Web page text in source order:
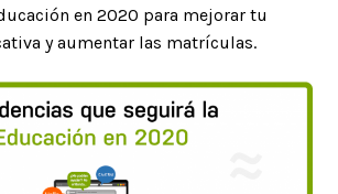
en 2020 para mejorar tu
y aumentar las matrículas.